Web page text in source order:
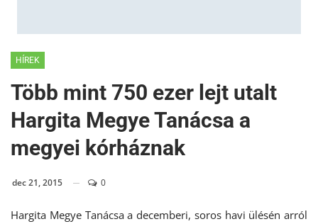
HÍREK
Több mint 750 ezer lejt utalt
Hargita Megye Tanácsa a
megyei kórháznak
dec 21, 2015 0
Hargita Megye Tanácsa a decemberi, soros havi ülésén arról